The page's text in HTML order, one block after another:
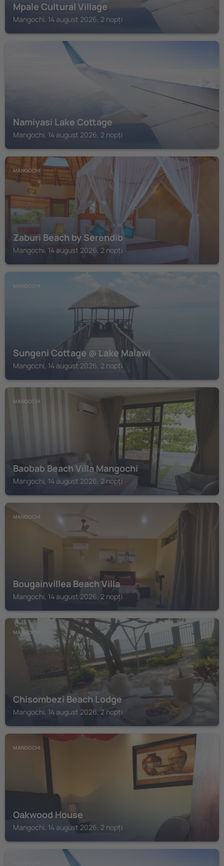
Mpale Cultural Village
Mangochi, 14 august 2026, 2 nopți
Namiyasi Lake Cottage
Mangochi, 14 august 2026, 2 nopți
MANGOCHI
Zaburi Beach by Serendib
Mangochi, 14 august 2026, 2 nopți
MANGOCHI
Sungeni Cottage @ Lake Malawi
Mangochi, 14 august 2026, 2 nopți
MANGOCHI
Baobab Beach Villa Mangochi
Mangochi, 14 august 2026, 2 nopți
MANGOCHI
Bougainvillea Beach Villa
Mangochi, 14 august 2026, 2 nopți
MANGOCHI
Chisombezi Beach Lodge
Mangochi, 14 august 2026, 2 nopți
MANGOCHI
Oakwood House
Mangochi, 14 august 2026, 2 nopți